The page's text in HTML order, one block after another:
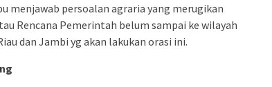
menjawab persoalan agraria yang merugikan
Rencana Pemerintah belum sampai ke wilayah
dan Jambi yg akan lakukan orasi ini.